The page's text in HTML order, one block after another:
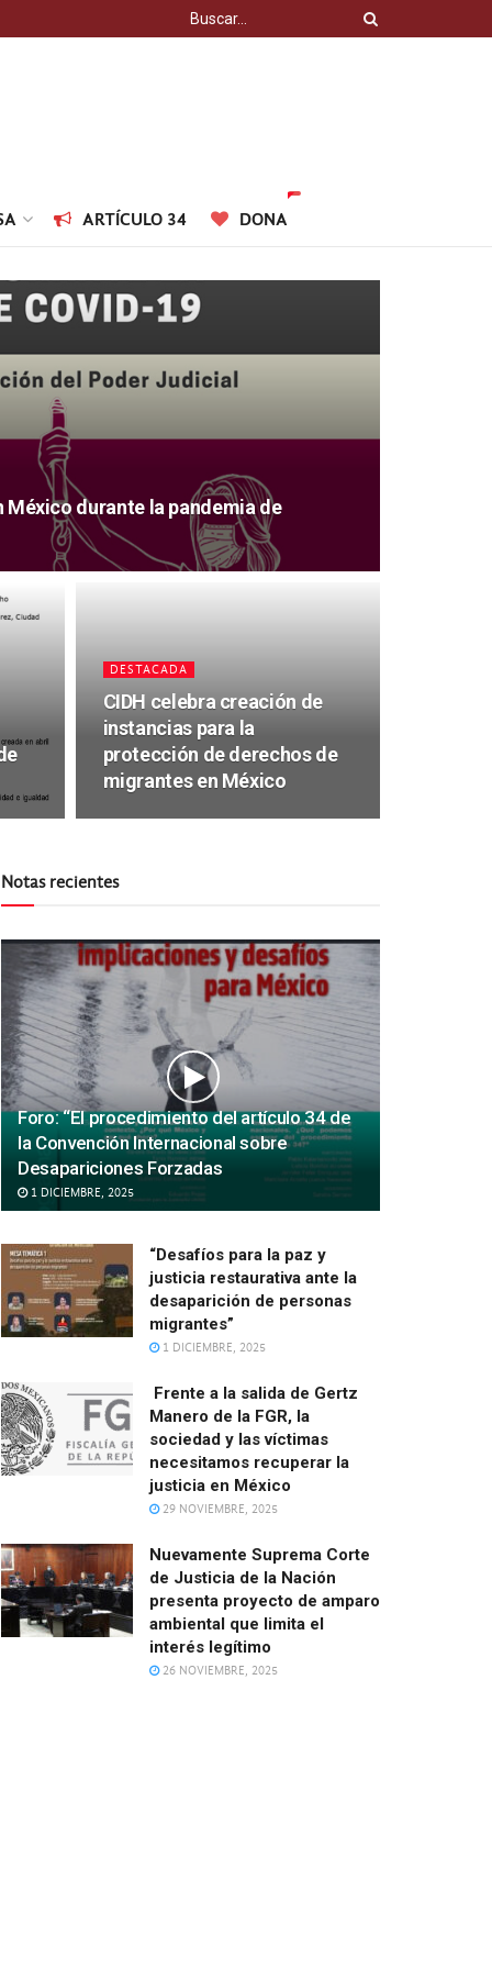
ARTÍCULO 34 DONA
México durante la pandemia de
DESTACADA
CIDH celebra creación de
instancias para la
protección de derechos de
migrantes en México
Notas recientes
Foro: “El procedimiento del artículo 34 de
la Convención Internacional sobre
Desapariciones Forzadas
1 DICIEMBRE, 2025
“Desafíos para la paz y
justicia restaurativa ante la
desaparición de personas
migrantes”
1 DICIEMBRE, 2025
Frente a la salida de Gertz
Manero de la FGR, la
sociedad y las víctimas
necesitamos recuperar la
justicia en México
29 NOVIEMBRE, 2025
Nuevamente Suprema Corte
de Justicia de la Nación
presenta proyecto de amparo
ambiental que limita el
interés legítimo
26 NOVIEMBRE, 2025